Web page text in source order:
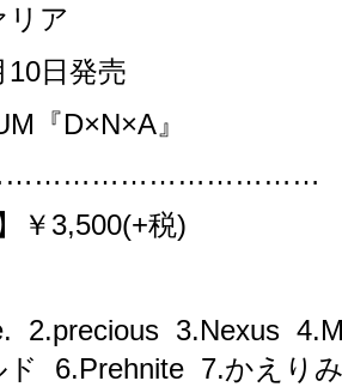
ア
10日発売
『D×N×A』
￥3,500(+税)
2.precious 3.Nexus
ド 6.Prehnite 7.かえり